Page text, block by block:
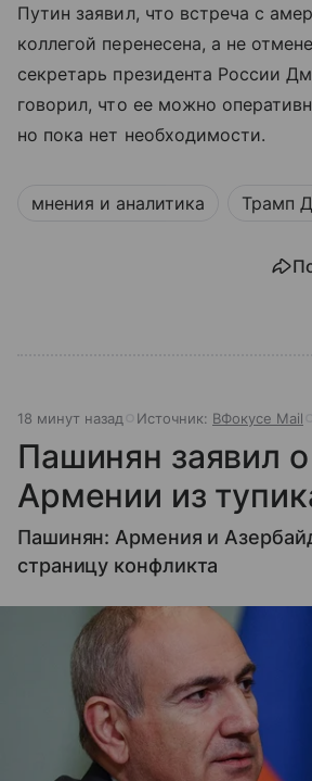
Путин заявил, что встреча с
коллегой перенесена, а не
секретарь президента России
говорил, что ее можно
но пока нет необходимости.
мнения и аналитика Трамп
18 минут назад Источник: ВФокусе Mail
Пашинян заявил
Армении из
Пашинян: Армения и
страницу конфликта